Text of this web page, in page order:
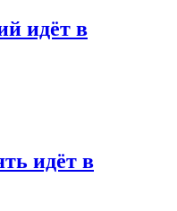
идёт в
идёт в